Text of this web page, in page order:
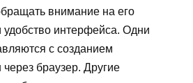
внимание на его
удобство интерфейса. Одни
с созданием
браузер. Другие